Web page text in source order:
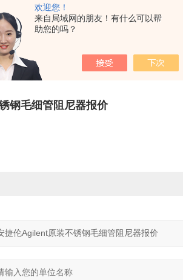
欢迎您！
来自局域网的朋友！有什么可以帮
助您的吗？
， 4um
4.6x30mm 3PK
4PK
钢毛细管阻尼器报价